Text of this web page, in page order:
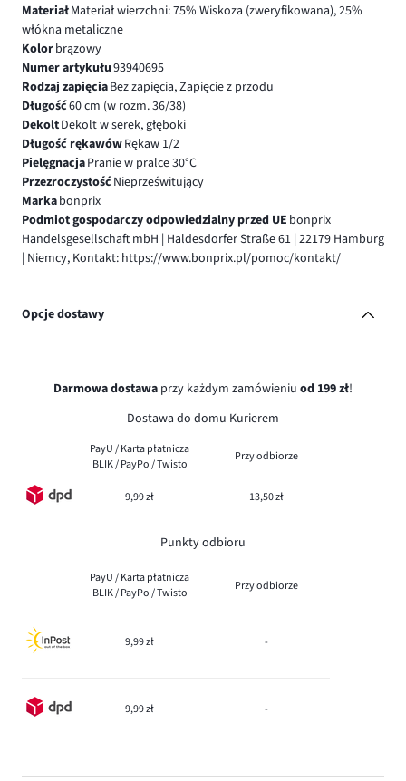
MateriałMateriał wierzchni: 75% Wiskoza (zweryfikowana), 25%
włókna metaliczne
Kolorbrązowy
Numer artykułu93940695
Rodzaj zapięciaBez zapięcia, Zapięcie z przodu
Długość60 cm (w rozm. 36/38)
DekoltDekolt w serek, głęboki
Długość rękawówRękaw 1/2
PielęgnacjaPranie w pralce 30°C
PrzezroczystośćNieprześwitujący
Markabonprix
Podmiot gospodarczy odpowiedzialny przed UE bonprix
Handelsgesellschaft mbH | Haldesdorfer Straße 61 | 22179 Hamburg
| Niemcy, Kontakt: https://www.bonprix.pl/pomoc/kontakt/
Opcje dostawy
Darmowa dostawa przy każdym zamówieniu od 199 zł!
Dostawa do domu Kurierem
PayU / Karta płatnicza
BLIK / PayPo / Twisto
Przy odbiorze
9,99 zł 13,50 zł
Punkty odbioru
PayU / Karta płatnicza
BLIK / PayPo / Twisto
Przy odbiorze
9,99 zł -
9,99 zł -